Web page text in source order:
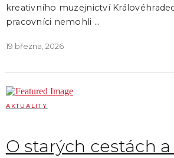
kreativního muzejnictví
pracovníci nemohli …
19 března, 2026
AKTUALITY
O starých cestách